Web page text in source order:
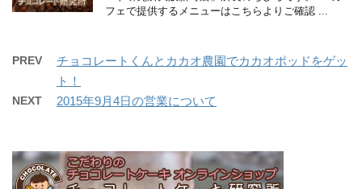
フェで提供するメニューはこちらよりご確認 ...
PREV
チョコレートくんとカカオ農園でカカオポッドをゲッ
ト！
NEXT 2015年9月4日の営業について